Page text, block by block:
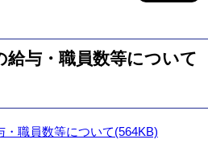
給与・職員数等について
職員数等について(564KB)